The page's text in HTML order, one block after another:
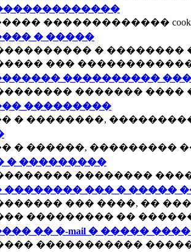
�������������
�������������
� �����
� ��������
���
����������
������� ����
���������
� ��������,
� ������, ���������
� ���������
��������
�������� ��� � �����
��� ����, ��
��������� ��
�� �-mail � �����
�����������